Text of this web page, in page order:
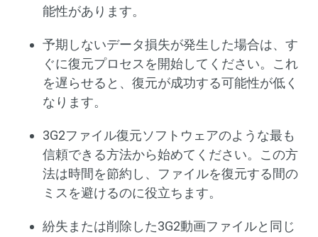
能性があります。
予期しないデータ損失が発生した場合は、す
ぐに復元プロセスを開始してください。これ
を遅らせると、復元が成功する可能性が低く
なります。
3G2ファイル復元ソフトウェアのような最も
信頼できる方法から始めてください。この方
法は時間を節約し、ファイルを復元する間の
ミスを避けるのに役立ちます。
紛失または削除した3G2動画ファイルと同じ